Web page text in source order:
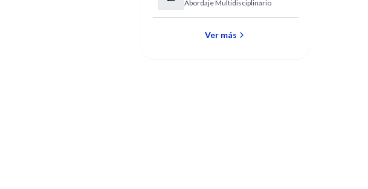
social a lo clínico
Abordaje Multidisciplinario
Ver más